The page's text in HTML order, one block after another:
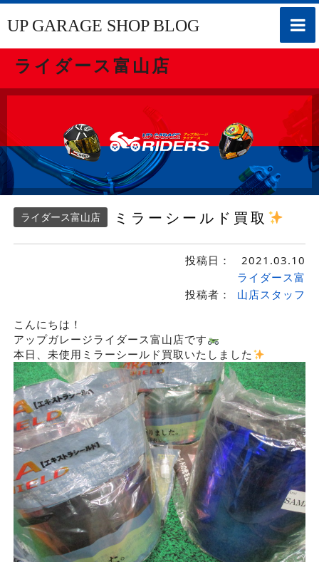
toggle
UP GARAGE SHOP BLOG
ライダース富山店
ライダース富山店 ミラーシールド買取
投稿日： 2021.03.10
投稿者：
ライダース富
山店スタッフ
こんにちは！
アップガレージライダース富山店です
本日、未使用ミラーシールド買取いたしました